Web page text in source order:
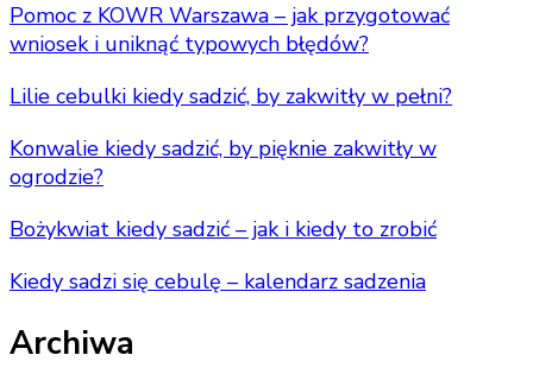
Pomoc z KOWR Warszawa – jak przygotować
wniosek i uniknąć typowych błędów?
Lilie cebulki kiedy sadzić, by zakwitły w pełni?
Konwalie kiedy sadzić, by pięknie zakwitły w
ogrodzie?
Bożykwiat kiedy sadzić – jak i kiedy to zrobić
Kiedy sadzi się cebulę – kalendarz sadzenia
Archiwa